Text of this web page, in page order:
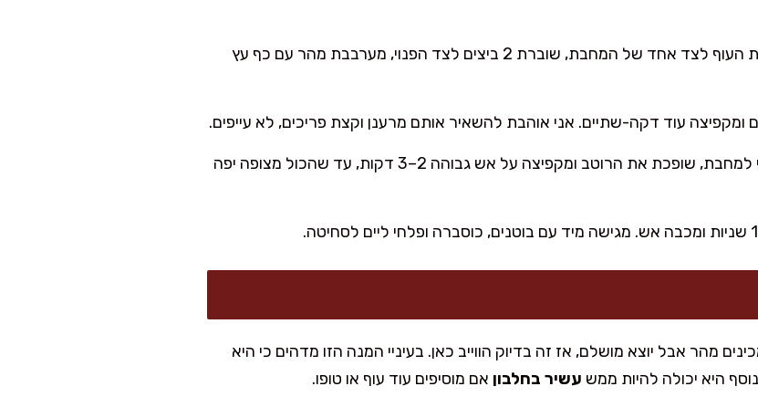
דוחפת את העוף לצד אחד של המחבת, שוברת 2 ביצים לצד הפנוי, מערבבת מהר עם כף עץ
ומקפיצה עוד דקה-שתיים. אני אוהבת להשאיר אותם מרענן וקצת פריכים, לא עייפים.
מחזירה את אטריות הקופיפי למחבת, שופכת את הרוטב ומקפיצה על אש גבוהה 2–3 דקות, עד שהכול מצופה יפה
מהר אבל יוצא מושלם, אז זה בדיוק הווייב כאן. בעיניי המנה הזו מדהים כי היא
היא יכולה להיות ממש עשיר בחלבון אם מוסיפים עוד עוף או טופו.